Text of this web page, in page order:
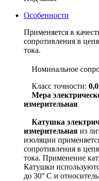
Особенности
Применяется в
сопротивления в
тока.
Номинальное
Класс точности:
Мера
измерительная
Катушка
измерительная из
изоляции
сопротивления в
тока. Применение
Катушки
до 30° С и